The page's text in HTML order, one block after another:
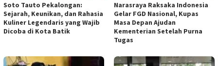
Soto Tauto Pekalongan:
Sejarah, Keunikan, dan Rahasia
Kuliner Legendaris yang Wajib
Dicoba di Kota Batik
Narasraya Raksaka Indonesia
Gelar FGD Nasional, Kupas
Masa Depan Ajudan
Kementerian Setelah Purna
Tugas